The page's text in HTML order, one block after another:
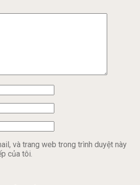
và trang web trong trình duyệt này
của tôi.